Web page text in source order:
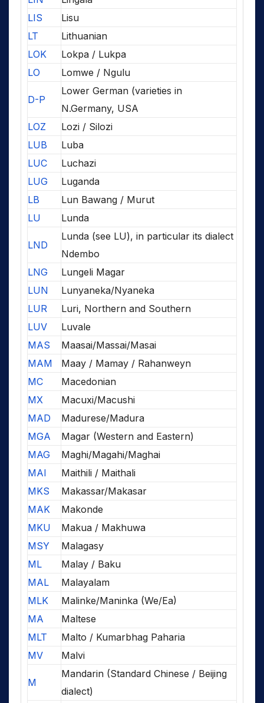
LIS
Lisu
LT
Lithuanian
LOK
Lokpa / Lukpa
LO
Lomwe / Ngulu
D-P
Lower German (varieties in
N.Germany, USA
LOZ
Lozi / Silozi
LUB
Luba
LUC
Luchazi
LUG
Luganda
LB
Lun Bawang / Murut
LU
Lunda
LND
Lunda (see LU), in particular its dialect
Ndembo
LNG
Lungeli Magar
LUN
Lunyaneka/Nyaneka
LUR
Luri, Northern and Southern
LUV
Luvale
MAS
Maasai/Massai/Masai
MAM
Maay / Mamay / Rahanweyn
MC
Macedonian
MX
Macuxi/Macushi
MAD
Madurese/Madura
MGA
Magar (Western and Eastern)
MAG
Maghi/Magahi/Maghai
MAI
Maithili / Maithali
MKS
Makassar/Makasar
MAK
Makonde
MKU
Makua / Makhuwa
MSY
Malagasy
ML
Malay / Baku
MAL
Malayalam
MLK
Malinke/Maninka (We/Ea)
MA
Maltese
MLT
Malto / Kumarbhag Paharia
MV
Malvi
M
Mandarin (Standard Chinese / Beijing
dialect)